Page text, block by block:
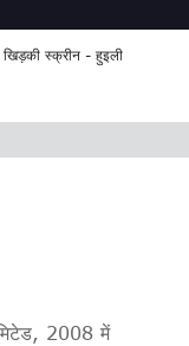
2008 में